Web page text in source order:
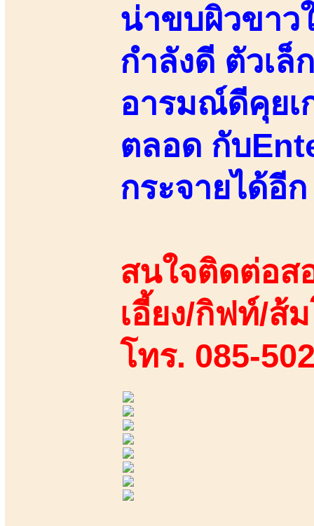
น่าขบผิวขาว
กำลังดี ตัวเล็
อารมณ์ดีคุยเ
ตลอด กับ
กระจายได้อีก
สนใจติดต่อส
เอี้ยง/กิฟท์/ส้
โทร. 085-